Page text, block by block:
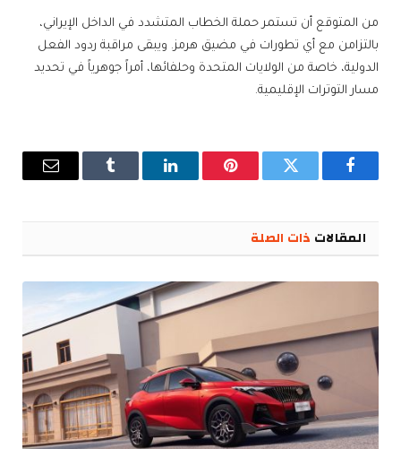
من المتوقع أن تستمر حملة الخطاب المتشدد في الداخل الإيراني،
بالتزامن مع أي تطورات في مضيق هرمز. ويبقى مراقبة ردود الفعل
الدولية، خاصة من الولايات المتحدة وحلفائها، أمراً جوهرياً في تحديد
مسار التوترات الإقليمية.
فيسبوك تويتر بينتيريستلينكدإن Tumblr
البريد
المقالات ذات الصلة